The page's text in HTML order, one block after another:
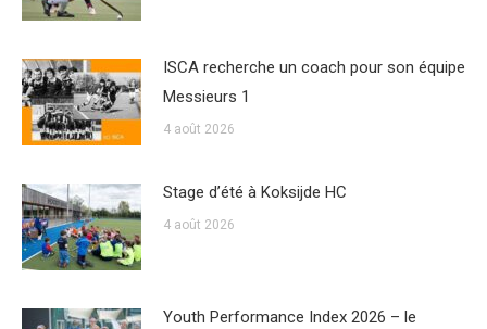
ISCA recherche un coach pour son équipe
Messieurs 1
4 août 2026
Stage d’été à Koksijde HC
4 août 2026
Youth Performance Index 2026 – le